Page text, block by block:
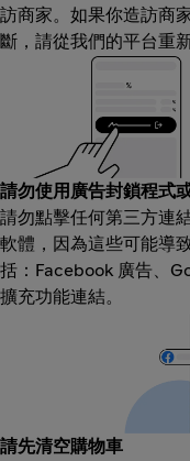
訪商家。如果你造訪商
斷，請從我們的平台重
請勿使用廣告封鎖程式
請勿點擊任何第三方連
軟體，因為這些可能導
括：Facebook 廣告、
擴充功能連結。
請先清空購物車